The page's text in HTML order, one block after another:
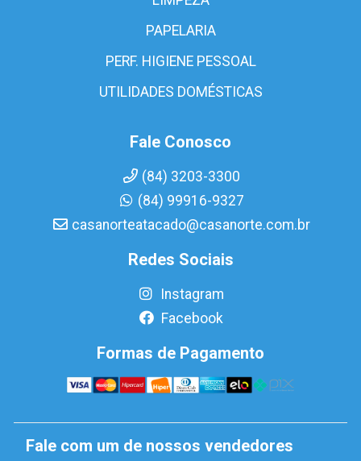
PAPELARIA
PERF. HIGIENE PESSOAL
UTILIDADES DOMÉSTICAS
Fale Conosco
(84) 3203-3300
(84) 99916-9327
casanorteatacado@casanorte.com.br
Redes Sociais
Instagram
Facebook
Formas de Pagamento
Fale com um de nossos vendedores